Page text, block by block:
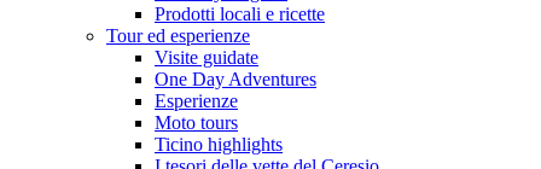
Prodotti locali e ricette
Tour ed esperienze
Visite guidate
One Day Adventures
Esperienze
Moto tours
Ticino highlights